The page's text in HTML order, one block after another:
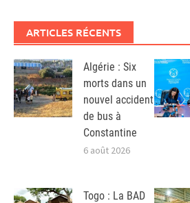
ARTICLES RÉCENTS
Algérie : Six
morts dans un
nouvel accident
de bus à
Constantine
6 août 2026
Togo : La BAD